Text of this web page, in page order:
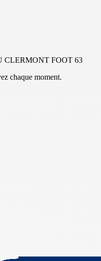
CLERMONT FOOT 63
chaque moment.